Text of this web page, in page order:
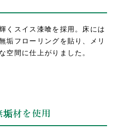
くスイス漆喰を採用。床には
垢フローリングを貼り、メリ
空間に仕上がりました。
垢材を使用